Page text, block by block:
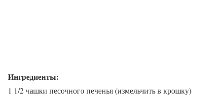
Ингредиенты:
1 1/2 чашки песочного печенья (измельчить в крошку)